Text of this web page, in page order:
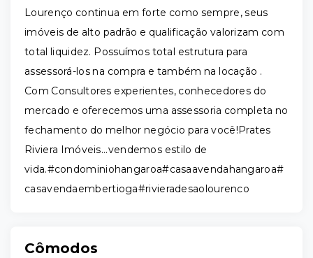
Lourenço continua em forte como sempre, seus
imóveis de alto padrão e qualificação valorizam com
total liquidez. Possuímos total estrutura para
assessorá-los na compra e também na locação .
Com Consultores experientes, conhecedores do
mercado e oferecemos uma assessoria completa no
fechamento do melhor negócio para você!Prates
Riviera Imóveis...vendemos estilo de
vida.#condominiohangaroa#casaavendahangaroa#
casavendaembertioga#rivieradesaolourenco
Cômodos